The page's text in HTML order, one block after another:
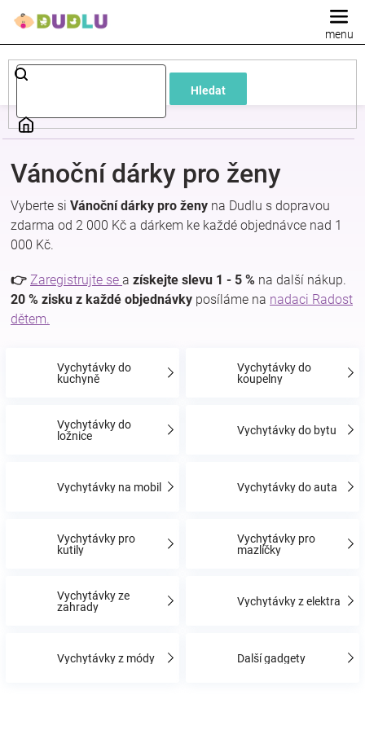
Hledat
Dětské
a
Pokojíček
a
kojenecká
oblečení
Vánoční dárky pro ženy
Vyberte si Vánoční dárky pro ženy na Dudlu s dopravou
zdarma od 2 000 Kč a dárkem ke každé objednávce nad 1
000 Kč.
👉 Zaregistrujte se a získejte slevu 1 - 5 % na další nákup.
20 % zisku z každé objednávky posíláme na nadaci Radost
dětem.
Vychytávky do
kuchyně
Vychytávky do
koupelny
Vychytávky do
ložnice
Vychytávky do bytu
Vychytávky na mobil Vychytávky do auta
Vychytávky pro
kutily
Vychytávky pro
mazlíčky
Vychytávky ze
zahrady
Vychytávky z elektra
Vychytávky z módy Další gadgety